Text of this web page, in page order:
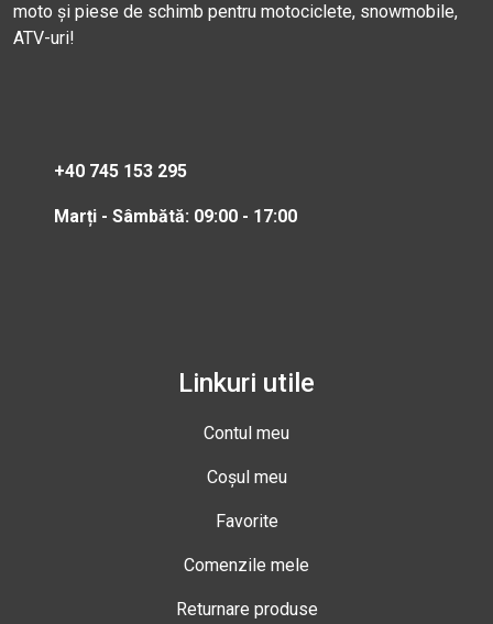
moto și piese de schimb pentru motociclete, snowmobile,
ATV-uri!
+40 745 153 295
Marți - Sâmbătă: 09:00 - 17:00
Linkuri utile
Contul meu
Coșul meu
Favorite
Comenzile mele
Returnare produse